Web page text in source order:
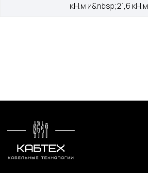
кН.м и&nbsp;21,6 кН.м
Решения для электроэнергетики